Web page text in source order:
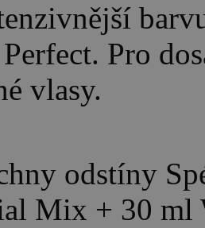
Pro
vlasy.
odstíny
Mix + 30 ml